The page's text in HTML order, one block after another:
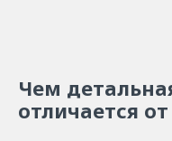
Чем
отличается